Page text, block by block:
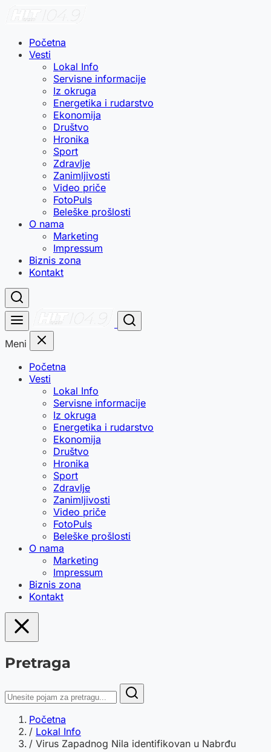
Početna
Vesti
Lokal Info
Servisne informacije
Iz okruga
Energetika i rudarstvo
Ekonomija
Društvo
Hronika
Sport
Zdravlje
Zanimljivosti
Video priče
FotoPuls
Beleške prošlosti
O nama
Marketing
Impressum
Biznis zona
Kontakt
Meni
Početna
Vesti
Lokal Info
Servisne informacije
Iz okruga
Energetika i rudarstvo
Ekonomija
Društvo
Hronika
Sport
Zdravlje
Zanimljivosti
Video priče
FotoPuls
Beleške prošlosti
O nama
Marketing
Impressum
Biznis zona
Kontakt
Pretraga
Početna
/ Lokal Info
/ Virus Zapadnog Nila identifikovan u Nabrđu